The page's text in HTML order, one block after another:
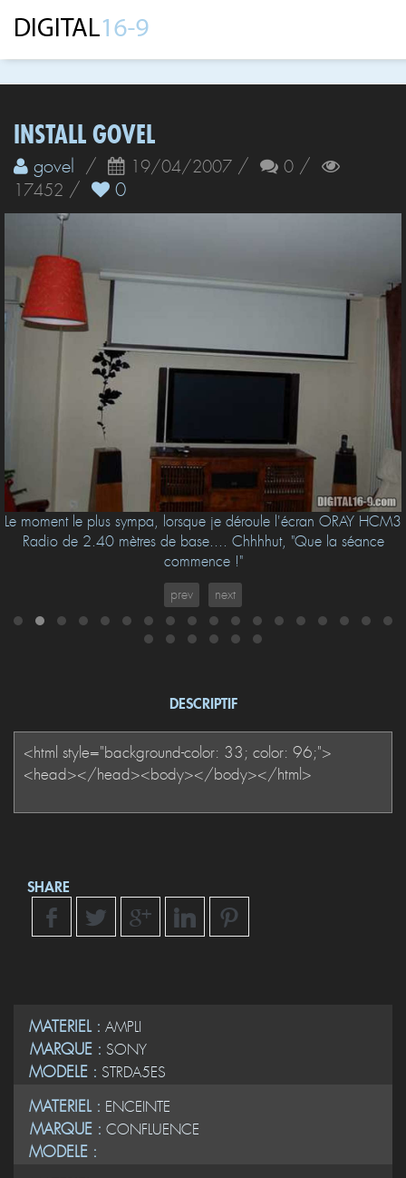
INSTALL GOVEL
govel / 19/04/2007 / 0 /
17452 / 0
Le moment le plus sympa, lorsque je déroule l'écran ORAY HCM3
Radio de 2.40 mètres de base.... Chhhhut, "Que la séance
commence !"
prev next
DESCRIPTIF
SHARE
MATERIEL : AMPLI
MARQUE : SONY
MODELE : STRDA5ES
MATERIEL : ENCEINTE
MARQUE : CONFLUENCE
MODELE :